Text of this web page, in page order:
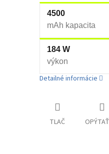
4500
mAh kapacita
184 W
výkon
Detailné informácie
TLAČ